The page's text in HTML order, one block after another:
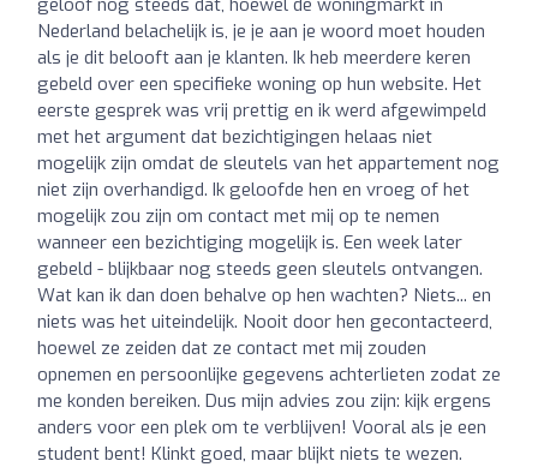
Nederland belachelijk is, je je aan je woord moet houden
als je dit belooft aan je klanten. Ik heb meerdere keren
gebeld over een specifieke woning op hun website. Het
eerste gesprek was vrij prettig en ik werd afgewimpeld
met het argument dat bezichtigingen helaas niet
mogelijk zijn omdat de sleutels van het appartement nog
niet zijn overhandigd. Ik geloofde hen en vroeg of het
mogelijk zou zijn om contact met mij op te nemen
wanneer een bezichtiging mogelijk is. Een week later
gebeld - blijkbaar nog steeds geen sleutels ontvangen.
Wat kan ik dan doen behalve op hen wachten? Niets... en
niets was het uiteindelijk. Nooit door hen gecontacteerd,
hoewel ze zeiden dat ze contact met mij zouden
opnemen en persoonlijke gegevens achterlieten zodat ze
me konden bereiken. Dus mijn advies zou zijn: kijk ergens
anders voor een plek om te verblijven! Vooral als je een
student bent! Klinkt goed, maar blijkt niets te wezen.